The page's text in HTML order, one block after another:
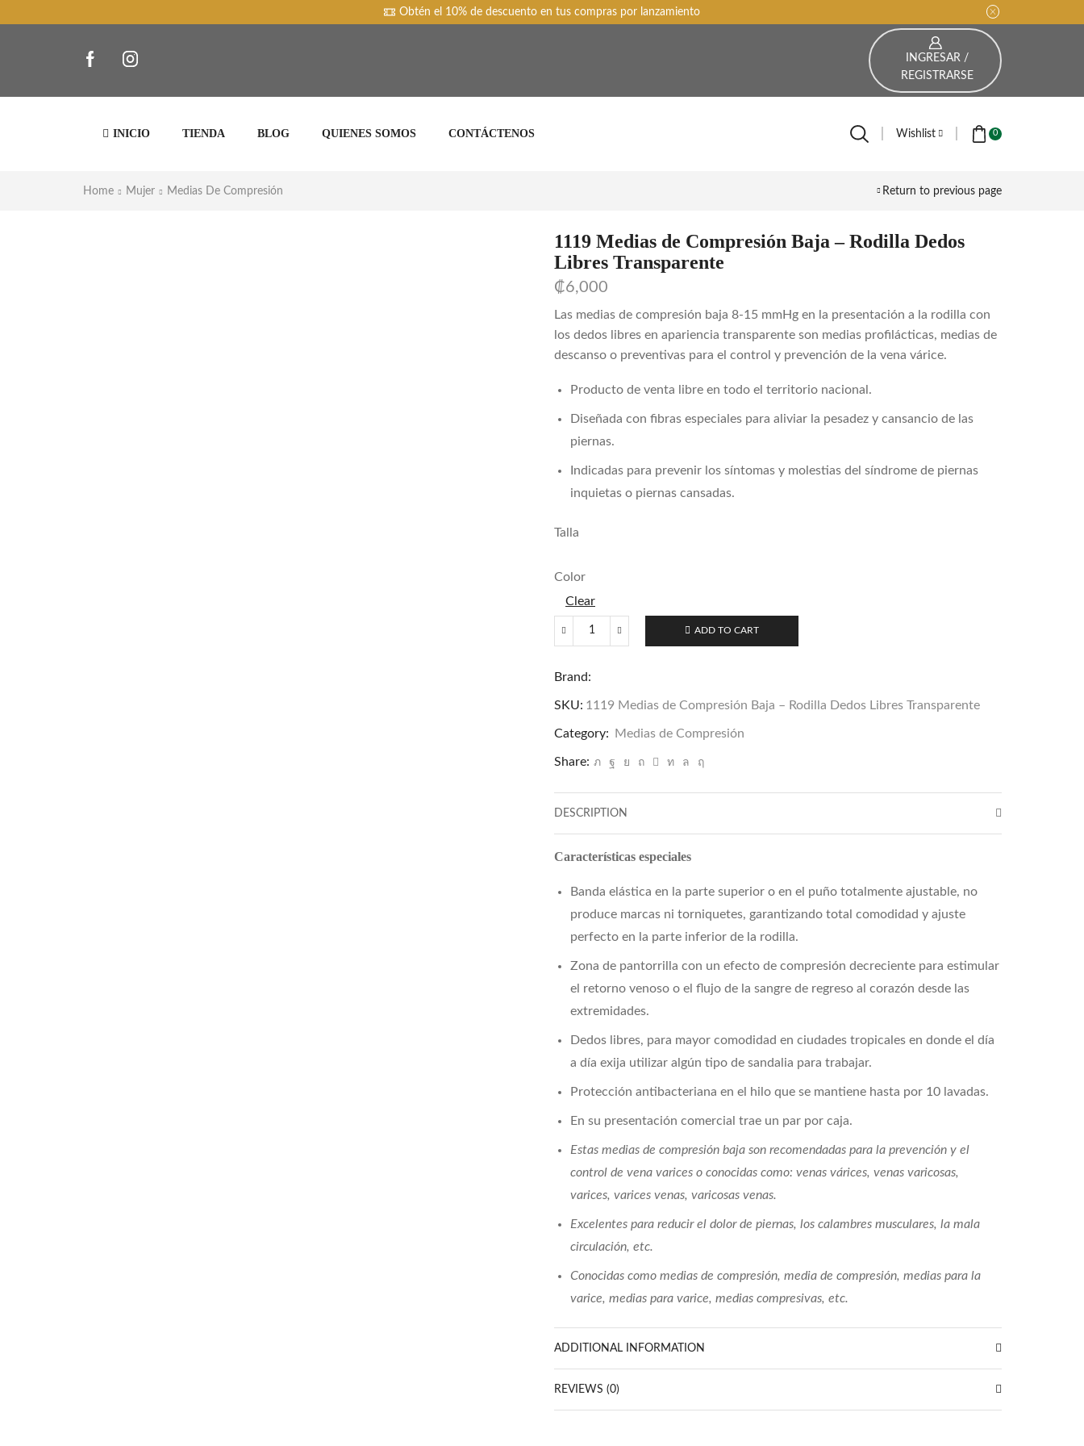
Obtén el 10% de descuento en tus compras por lanzamiento
INGRESAR /
REGISTRARSE
INICIO TIENDA BLOG QUIENES SOMOS CONTÁCTENOS Wishlist 0
Home Mujer Medias De Compresión Return to previous page
1119 Medias de Compresión Baja – Rodilla Dedos
Libres Transparente
₡6,000
Las medias de compresión baja 8-15 mmHg en la presentación a la rodilla con
los dedos libres en apariencia transparente son medias profilácticas, medias de
descanso o preventivas para el control y prevención de la vena várice.
Producto de venta libre en todo el territorio nacional.
Diseñada con fibras especiales para aliviar la pesadez y cansancio de las
piernas.
Indicadas para prevenir los síntomas y molestias del síndrome de piernas
inquietas o piernas cansadas.
Talla
Color
Clear
Compresión
–
Rodilla
ADD TO CART
Brand:
SKU: 1119 Medias de Compresión Baja – Rodilla Dedos Libres Transparente
Category: Medias de Compresión
Share:
DESCRIPTION
Características especiales
Banda elástica en la parte superior o en el puño totalmente ajustable, no
produce marcas ni torniquetes, garantizando total comodidad y ajuste
perfecto en la parte inferior de la rodilla.
Zona de pantorrilla con un efecto de compresión decreciente para estimular
el retorno venoso o el flujo de la sangre de regreso al corazón desde las
extremidades.
Dedos libres, para mayor comodidad en ciudades tropicales en donde el día
a día exija utilizar algún tipo de sandalia para trabajar.
Protección antibacteriana en el hilo que se mantiene hasta por 10 lavadas.
En su presentación comercial trae un par por caja.
Estas medias de compresión baja son recomendadas para la prevención y el
control de vena varices o conocidas como: venas várices, venas varicosas,
varices, varices venas, varicosas venas.
Excelentes para reducir el dolor de piernas, los calambres musculares, la mala
circulación, etc.
Conocidas como medias de compresión, media de compresión, medias para la
varice, medias para varice, medias compresivas, etc.
ADDITIONAL INFORMATION
REVIEWS (0)